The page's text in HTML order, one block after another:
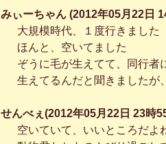
みぃーちゃん (2012年05月22日
大規模時代、１度行きました
ほんと、空いてました
ぞうに毛が生えてて、同行者
生えてるんだと聞きましたが
せんべぇ(2012年05月22日 23時
空いていて、いいところだよ